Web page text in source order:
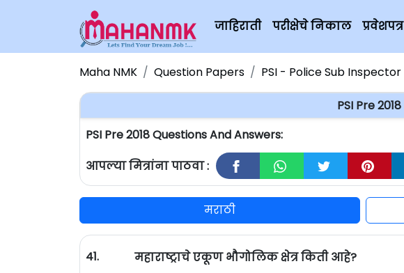
जाहिराती परीक्षेचे निकाल प्रवेशपत्र
Maha NMK Question Papers PSI - Police Sub Inspector
PSI Pre 2018
PSI Pre 2018 Questions And Answers:
आपल्या मित्रांना पाठवा :
मराठी
41. महाराष्ट्राचे एकूण भौगोलिक क्षेत्र किती आहे?